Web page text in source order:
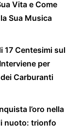
Vita e Come
Sua Musica
17 Centesimi sul
per
Carburanti
l’oro nella
nuoto: trionfo